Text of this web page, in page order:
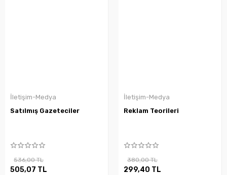
İletişim-Medya
Satılmış Gazeteciler
536,00 TL
505,07 TL
İletişim-Medya
Reklam Teorileri
380,00 TL
299,40 TL